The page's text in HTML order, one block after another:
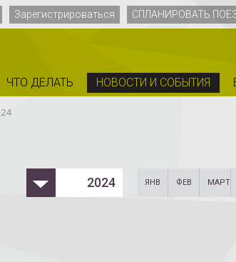
Зарегистрироваться СПЛАНИРОВАТЬ
ЧТО ДЕЛАТЬ НОВОСТИ И СОБЫТИЯ
2024 ЯНВ ФЕВ МАРТ